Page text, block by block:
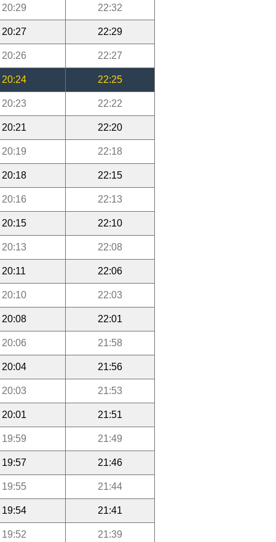
20:29 22:32
20:27 22:29
20:26 22:27
20:24 22:25
20:23 22:22
20:21 22:20
20:19 22:18
20:18 22:15
20:16 22:13
20:15 22:10
20:13 22:08
20:11 22:06
20:10 22:03
20:08 22:01
20:06 21:58
20:04 21:56
20:03 21:53
20:01 21:51
19:59 21:49
19:57 21:46
19:55 21:44
19:54 21:41
19:52 21:39